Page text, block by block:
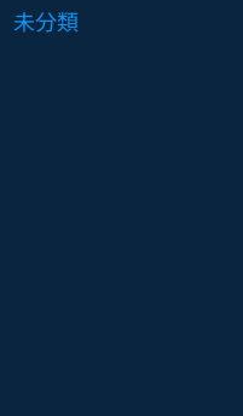
未分類